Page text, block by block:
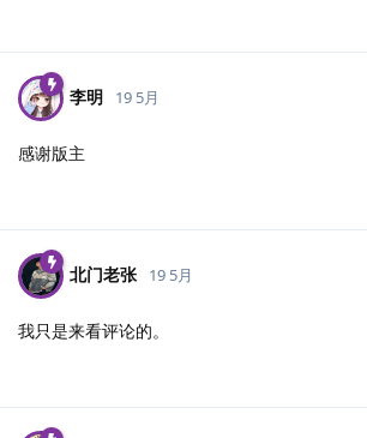
李明 19 5月
感谢版主
北门老张 19 5月
我只是来看评论的。